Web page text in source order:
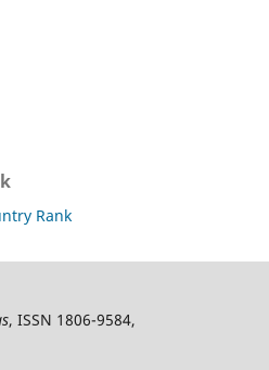
, ISSN 1806-9584,